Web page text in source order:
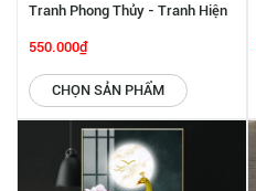
Tranh Phong Thủy - Tranh Hiện
Đại SGP 442225
550.000₫
CHỌN SẢN PHẨM